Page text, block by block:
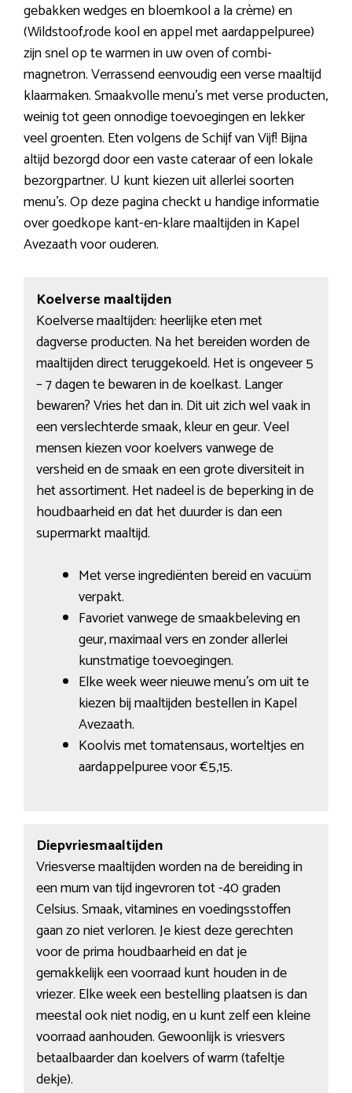
gebakken wedges en bloemkool a la crème) en
(Wildstoof,rode kool en appel met aardappelpuree)
zijn snel op te warmen in uw oven of combi-
magnetron. Verrassend eenvoudig een verse maaltijd
klaarmaken. Smaakvolle menu’s met verse producten,
weinig tot geen onnodige toevoegingen en lekker
veel groenten. Eten volgens de Schijf van Vijf! Bijna
altijd bezorgd door een vaste cateraar of een lokale
bezorgpartner. U kunt kiezen uit allerlei soorten
menu’s. Op deze pagina checkt u handige informatie
over goedkope kant-en-klare maaltijden in Kapel
Avezaath voor ouderen.
Koelverse maaltijden
Koelverse maaltijden: heerlijke eten met
dagverse producten. Na het bereiden worden de
maaltijden direct teruggekoeld. Het is ongeveer 5
– 7 dagen te bewaren in de koelkast. Langer
bewaren? Vries het dan in. Dit uit zich wel vaak in
een verslechterde smaak, kleur en geur. Veel
mensen kiezen voor koelvers vanwege de
versheid en de smaak en een grote diversiteit in
het assortiment. Het nadeel is de beperking in de
houdbaarheid en dat het duurder is dan een
supermarkt maaltijd.
Met verse ingrediënten bereid en vacuüm
verpakt.
Favoriet vanwege de smaakbeleving en
geur, maximaal vers en zonder allerlei
kunstmatige toevoegingen.
Elke week weer nieuwe menu’s om uit te
kiezen bij maaltijden bestellen in Kapel
Avezaath.
Koolvis met tomatensaus, worteltjes en
aardappelpuree voor €5,15.
Diepvriesmaaltijden
Vriesverse maaltijden worden na de bereiding in
een mum van tijd ingevroren tot -40 graden
Celsius. Smaak, vitamines en voedingsstoffen
gaan zo niet verloren. Je kiest deze gerechten
voor de prima houdbaarheid en dat je
gemakkelijk een voorraad kunt houden in de
vriezer. Elke week een bestelling plaatsen is dan
meestal ook niet nodig, en u kunt zelf een kleine
voorraad aanhouden. Gewoonlijk is vriesvers
betaalbaarder dan koelvers of warm (tafeltje
dekje).